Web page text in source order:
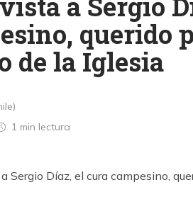
querido
de la Iglesia
1 min lectura